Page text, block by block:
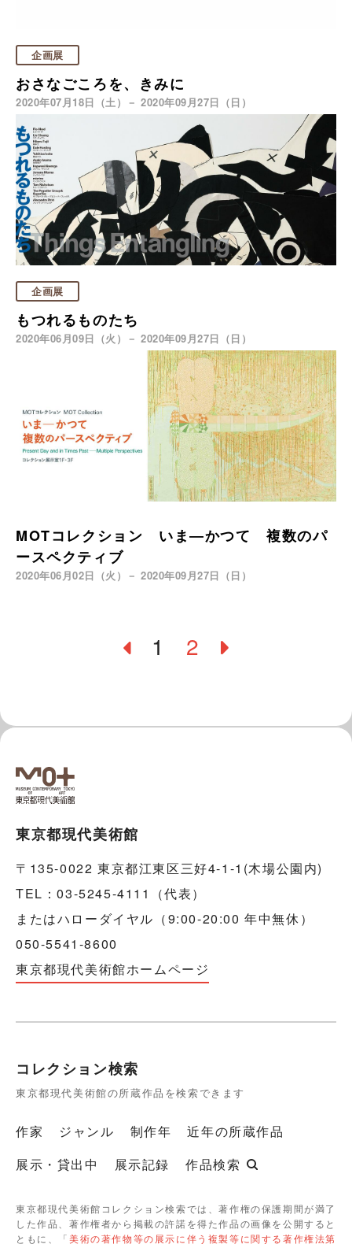
企画展
おさなごころを、きみに
2020年07月18日（土）－ 2020年09月27日（日）
企画展
もつれるものたち
2020年06月09日（火）－ 2020年09月27日（日）
MOTコレクション いま―かつて 複数のパ
ースペクティブ
2020年06月02日（火）－ 2020年09月27日（日）
1 2
東京都現代美術館
〒135-0022 東京都江東区三好4-1-1(木場公園内)
TEL：03-5245-4111（代表）
またはハローダイヤル（9:00-20:00 年中無休）
050-5541-8600
東京都現代美術館ホームページ
コレクション検索
東京都現代美術館の所蔵作品を検索できます
作家 ジャンル 制作年
近年の所蔵作品
展示・貸出中
展示記録 作品検索
東京都現代美術館コレクション検索では、著作権の保護期間が満了
した作品、著作権者から掲載の許諾を得た作品の画像を公開すると
ともに、「美術の著作物等の展示に伴う複製等に関する著作権法第